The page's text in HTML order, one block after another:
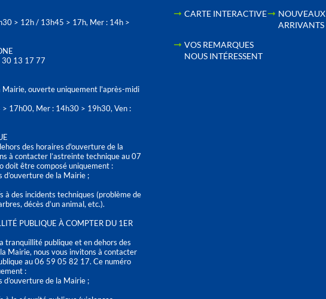
> 12h / 13h45 > 17h, Mer : 14h >
30 13 17 77
Mairie, ouverte uniquement l'après-midi
> 17h00, Mer : 14h30 > 19h30, Ven :
des horaires d'ouverture de la
à contacter l’astreinte technique au 07
doit être composé uniquement :
d’ouverture de la Mairie ;
à des incidents techniques (problème de
décès d’un animal, etc.).
PUBLIQUE À COMPTER DU 1ER
tranquillité publique et en dehors des
Mairie, nous vous invitons à contacter
au 06 59 05 82 17. Ce numéro
:
d’ouverture de la Mairie ;
CARTE INTERACTIVE
NOUVEAUX
ARRIVANTS
VOS REMARQUES
NOUS INTÉRESSENT